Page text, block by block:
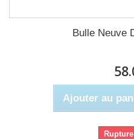
Bulle Neuve
Ajouter au